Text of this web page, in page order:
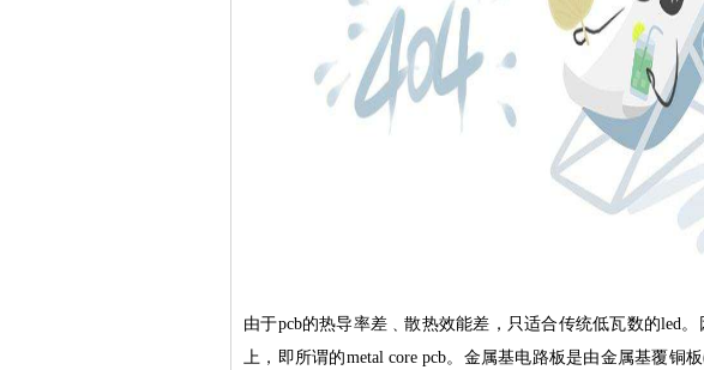
由于pcb的热导率差﹑散热效能差，只适合传统低瓦数的led
上，即所谓的metal core pcb。金属基电路板是由金属基覆铜